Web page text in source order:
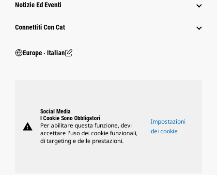
Notizie Ed Eventi
Connettiti Con Cat
Europe ‧ Italian
warning
Social Media
I Cookie Sono Obbligatori
Per abilitare questa funzione, devi
accettare l'uso dei cookie funzionali,
di targeting e delle prestazioni.
Impostazioni
dei cookie